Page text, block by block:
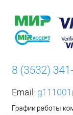
8 (3532)
Email:
График работы